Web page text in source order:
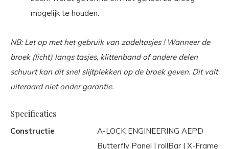
mogelijk te houden.
NB: Let op met het gebruik van zadeltasjes ! Wanneer de
broek (licht) langs tasjes, klittenband of andere delen
schuurt kan dit snel slijtplekken op de broek geven. Dit valt
uiteraard niet onder garantie.
Specificaties
Constructie
A-LOCK ENGINEERING AEPD
Butterfly Panel | rollBar | X-Frame